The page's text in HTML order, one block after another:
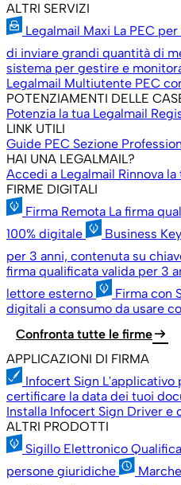
ALTRI SERVIZI
Legalmail Maxi La PEC
di inviare grandi quantità di
sistema per gestire e
Legalmail Multiutente PEC
POTENZIAMENTI DELLE
Potenzia la tua Legalmail
LINK UTILI
Guide PEC Sezione
HAI UNA LEGALMAIL?
Accedi a Legalmail Rinnova la
FIRME DIGITALI
Firma Remota La firma
100% digitale
Business Key
per 3 anni, contenuta su
firma qualificata valida per 3
lettore esterno
Firma con
digitali a consumo da usare
Confronta tutte le firmearrow_right_alt
APPLICAZIONI DI FIRMA
Infocert Sign L'applicativo
certificare la data dei tuoi
Installa Infocert Sign Driver e
ALTRI PRODOTTI
Sigillo Elettronico
persone giuridiche